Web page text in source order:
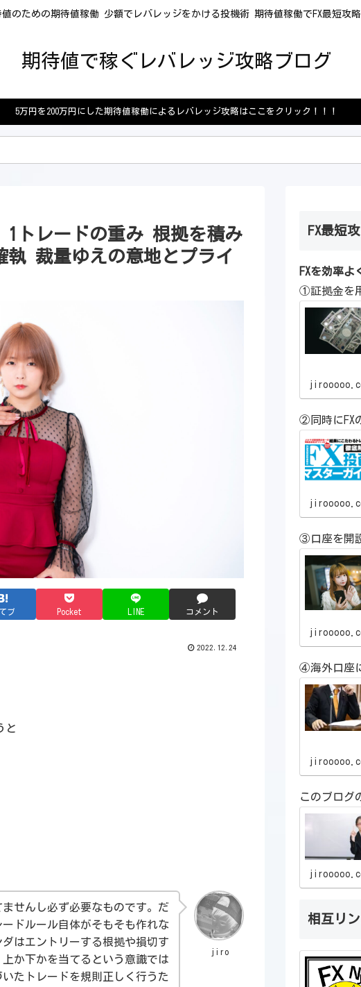
のための期待値稼働 少額でレバレッジをかける投機術 期待値稼働でFX最短攻
期待値で稼ぐレバレッジ攻略ブログ
5万円を200万円にした期待値稼働によるレバレッジ攻略はここをクリック！！！
1トレードの重み 根拠を積み
執 裁量ゆえの意地とプライ
ブ Pocket LINE コメント
2022.12.24
と
jiro
せんし必ず必要なものです。だ
ドルール自体がそもそも作れな
はエントリーする根拠や損切す
か下かを当てるという意識では
たトレードを規則正しく行うた
FX最短
FXを効率よ
①証拠金を
②同時にFX
③口座を開
④海外口座
このブログ
相互リ